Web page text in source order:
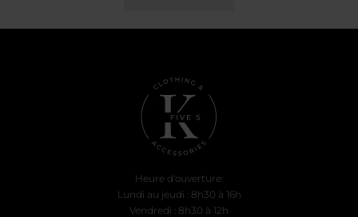
Heure d'ouverture:
Lundi au jeudi : 8h30 à 16h
Vendredi : 8h30 à 12h